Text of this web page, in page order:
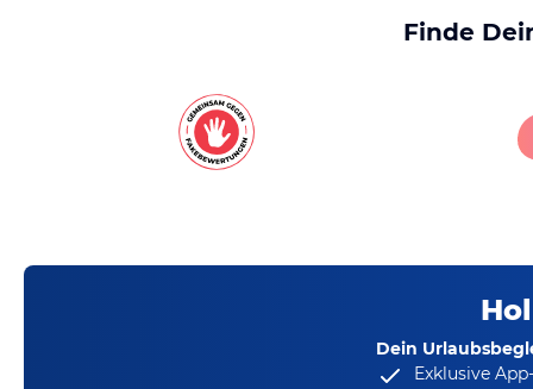
Finde
Dein
Exklusive